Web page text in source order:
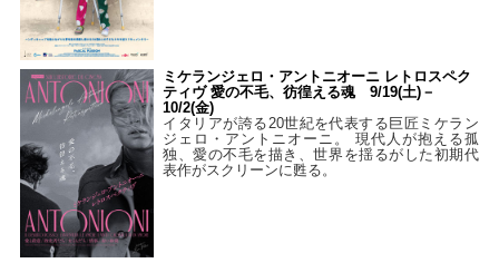
ミケランジェロ・アントニオーニ レトロスペク
ティヴ 愛の不毛、彷徨える魂 9/19(土)－
10/2(金)
イタリアが誇る20世紀を代表する巨匠ミケラン
ジェロ・アントニオーニ。 現代人が抱える孤
独、愛の不毛を描き、世界を揺るがした初期代
表作がスクリーンに甦る。